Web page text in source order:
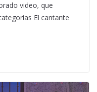
video, que
El cantante